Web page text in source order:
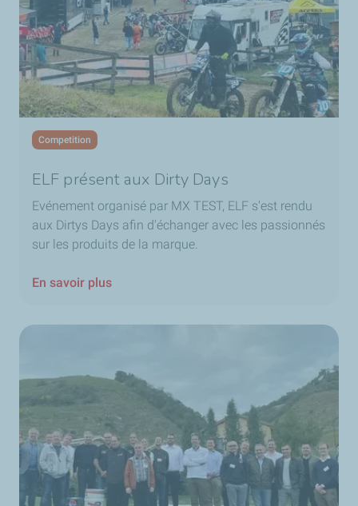
Competition
ELF présent aux Dirty Days
Evénement organisé par MX TEST, ELF s'est rendu
aux Dirtys Days afin d'échanger avec les passionnés
sur les produits de la marque.
En savoir plus